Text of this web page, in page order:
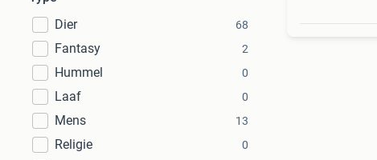
Dier
68
Fantasy 2
Hummel 0
Laaf 0
Mens 13
Religie 0